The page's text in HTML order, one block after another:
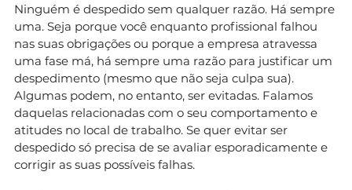
Ninguém é despedido sem qualquer razão. Há sempre
uma. Seja porque você enquanto profissional falhou
nas suas obrigações ou porque a empresa atravessa
uma fase má, há sempre uma razão para justificar um
despedimento (mesmo que não seja culpa sua).
Algumas podem, no entanto, ser evitadas. Falamos
daquelas relacionadas com o seu comportamento e
atitudes no local de trabalho. Se quer evitar ser
despedido só precisa de se avaliar esporadicamente e
corrigir as suas possíveis falhas.